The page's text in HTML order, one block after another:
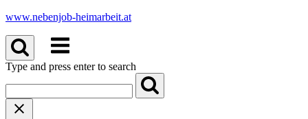
Skip
content
www.nebenjob-heimarbeit.at
Menu
Type and press enter to search